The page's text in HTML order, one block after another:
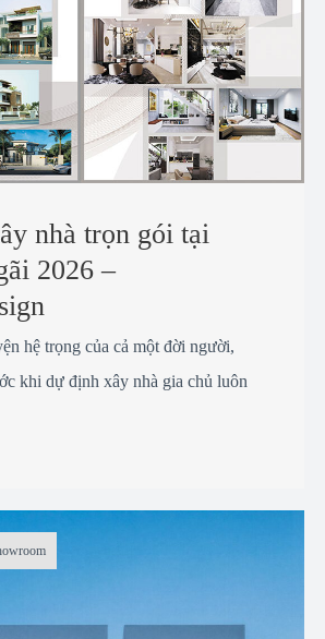
nhà trọn gói tại
2026 –
hệ trọng của cả một đời người,
khi dự định xây nhà gia chủ luôn